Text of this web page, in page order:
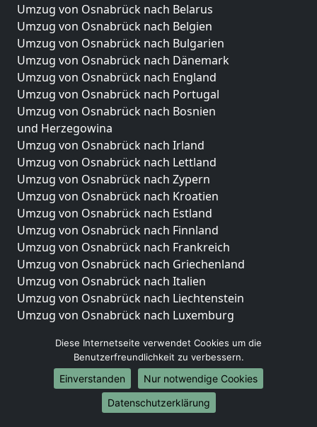
Umzug von Osnabrück nach Belarus
Umzug von Osnabrück nach Belgien
Umzug von Osnabrück nach Bulgarien
Umzug von Osnabrück nach Dänemark
Umzug von Osnabrück nach England
Umzug von Osnabrück nach Portugal
Umzug von Osnabrück nach Bosnien
und Herzegowina
Umzug von Osnabrück nach Irland
Umzug von Osnabrück nach Lettland
Umzug von Osnabrück nach Zypern
Umzug von Osnabrück nach Kroatien
Umzug von Osnabrück nach Estland
Umzug von Osnabrück nach Finnland
Umzug von Osnabrück nach Frankreich
Umzug von Osnabrück nach Griechenland
Umzug von Osnabrück nach Italien
Umzug von Osnabrück nach Liechtenstein
Umzug von Osnabrück nach Luxemburg
Umzug von Osnabrück nach Norwegen
Umzüge-Deutschlandweit
Umzug von Osnabrück nach Berlin
Umzug von Osnabrück nach Hamburg
Diese Internetseite verwendet Cookies um die
Benutzerfreundlichkeit zu verbessern.
Einverstanden
Nur notwendige Cookies
Datenschutzerklärung